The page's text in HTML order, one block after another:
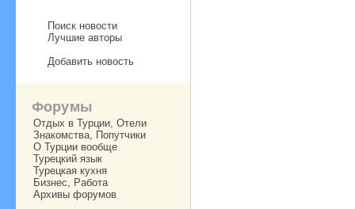
Поиск новости
Лучшие авторы
Добавить новость
Форумы
Отдых в Турции, Отели
Знакомства, Попутчики
О Турции вообще
Турецкий язык
Турецкая кухня
Бизнес, Работа
Архивы форумов